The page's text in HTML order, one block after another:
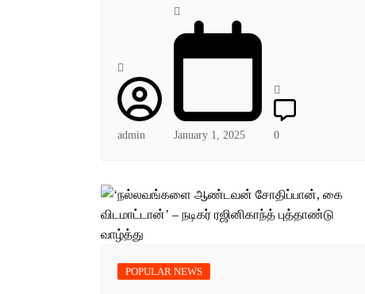
admin January 1, 2025 0
POPULAR NEWS